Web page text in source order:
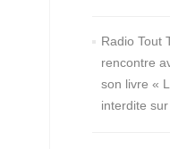
Radio Tout
rencontre
son livre «
interdite